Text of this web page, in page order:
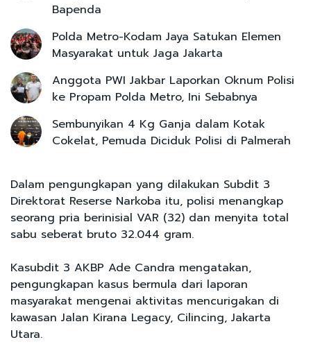
Bapenda
Polda Metro-Kodam Jaya Satukan Elemen
Masyarakat untuk Jaga Jakarta
Anggota PWI Jakbar Laporkan Oknum Polisi
ke Propam Polda Metro, Ini Sebabnya
Sembunyikan 4 Kg Ganja dalam Kotak
Cokelat, Pemuda Diciduk Polisi di Palmerah
Dalam pengungkapan yang dilakukan Subdit 3
Direktorat Reserse Narkoba itu, polisi menangkap
seorang pria berinisial VAR (32) dan menyita total
sabu seberat bruto 32.044 gram.
Kasubdit 3 AKBP Ade Candra mengatakan,
pengungkapan kasus bermula dari laporan
masyarakat mengenai aktivitas mencurigakan di
kawasan Jalan Kirana Legacy, Cilincing, Jakarta
Utara.